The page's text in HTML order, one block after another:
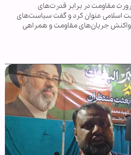
مقاومت در برابر قدرت‌های
امت اسلامی عنوان کرد و گفت سیاست‌های
واکنش جریان‌های مقاومت و همراهی